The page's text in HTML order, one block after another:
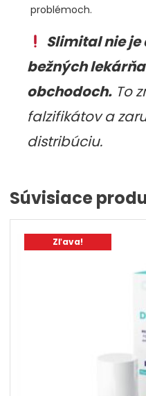
problémoch.
Slimital nie
bežných
obchodoch. To
falzifikátov a
distribúciu.
Súvisiace
Zľava!